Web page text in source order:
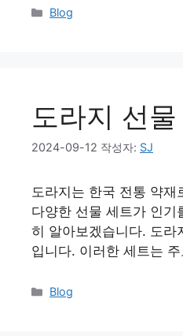
Blog
도라지 선
2024-09-12 작성자: SJ
도라지는 한국 전통 약
다양한 선물 세트가 인
히 알아보겠습니다. 도라
입니다. 이러한 세트는
Blog